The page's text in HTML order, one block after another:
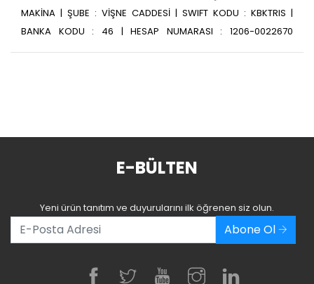
MAKİNA | ŞUBE : VİŞNE CADDESİ | SWIFT KODU : KBKTRIS |
BANKA KODU : 46 | HESAP NUMARASI : 1206-0022670
E-BÜLTEN
Yeni ürün tanıtım ve duyurularını ilk öğrenen siz olun.
Abone Ol